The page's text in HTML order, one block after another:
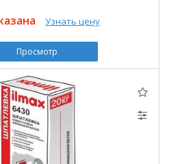
Узнать цену
Просмотр